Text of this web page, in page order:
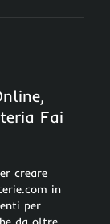
Fai
creare
in
per